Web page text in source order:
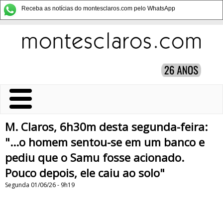
Receba as notícias do montesclaros.com pelo WhatsApp
M. Claros, 6h30m desta segunda-feira:
"...o homem sentou-se em um banco e
pediu que o Samu fosse acionado.
Pouco depois, ele caiu ao solo"
Segunda 01/06/26 - 9h19